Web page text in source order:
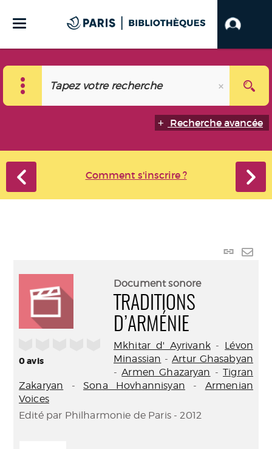
Recherche avancée
Comment s'inscrire ?
Lien
0avis
Document sonore
TRADITIONS
D’ARMÉNIE
Mkhitar d' Ayrivank- Lévon
Minassian -Artur Ghasabyan
-Armen Ghazaryan -Tigran
Zakaryan -Sona Hovhannisyan - Armenian
Voices
Edité par Philharmonie de Paris - 2012